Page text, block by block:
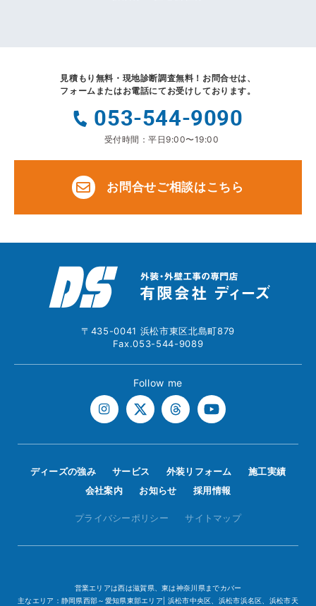
見積もり無料・現地診断調査無料！ お問合せは、
フォームまたはお電話にてお受けしております。
053-544-9090
受付時間：平日9:00〜19:00
お問合せご相談はこちら
〒435-0041 浜松市東区北島町879
Fax.053-544-9089
Follow me
ディーズの強み サービス 外装リフォーム
施工実績
会社案内
お知らせ 採用情報
プライバシーポリシー サイトマップ
営業エリアは西は滋賀県、東は神奈川県までカバー
主なエリア：静岡県西部～愛知県東部エリア| 浜松市中央区、浜松市浜名区、浜松市天